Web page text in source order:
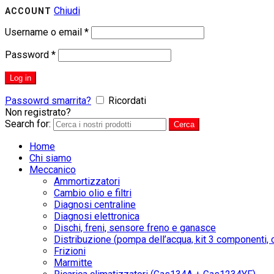
ACCOUNT Chiudi
Username o email *
Password *
Log in
Passowrd smarrita?
Ricordati
Non registrato?
Search for:
Cerca
Home
Chi siamo
Meccanico
Ammortizzatori
Cambio olio e filtri
Diagnosi centraline
Diagnosi elettronica
Dischi, freni, sensore freno e ganasce
Distribuzione (pompa dell’acqua, kit 3 componenti,
Frizioni
Marmitte